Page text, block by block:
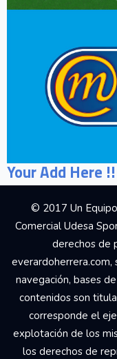
Your Add Here !!
© 2017 Un
Comercial Udesa
derechos de
navegación, bases
contenidos son
corresponde el
explotación de los
los derechos de